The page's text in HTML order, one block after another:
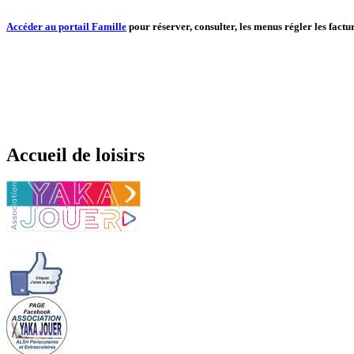
Accéder au portail Famille pour réserver, consulter, les menus régler les
Accueil de loisirs